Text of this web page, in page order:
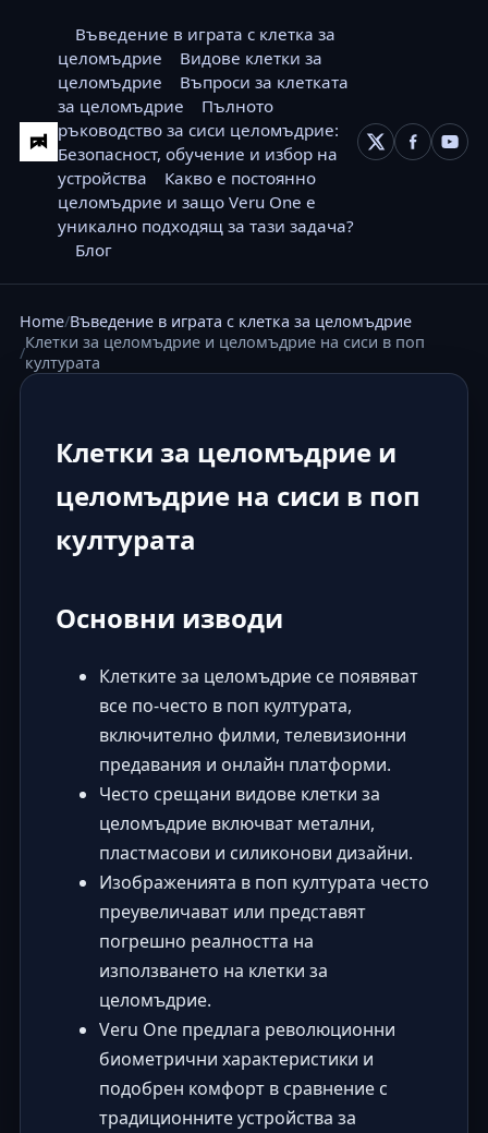
Въведение в играта с клетка за
целомъдрие
Видове клетки за
целомъдрие
Въпроси за клетката
за целомъдрие
Пълното
ръководство за сиси целомъдрие:
Безопасност, обучение и избор на
устройства
Какво е постоянно
целомъдрие и защо Veru One е
уникално подходящ за тази задача?
Блог
Home Въведение в играта с клетка за целомъдрие
Клетки за целомъдрие и целомъдрие на сиси в поп
културата
Клетки за целомъдрие и
целомъдрие на сиси в поп
културата
Основни изводи
Клетките за целомъдрие се появяват
все по-често в поп културата,
включително филми, телевизионни
предавания и онлайн платформи.
Често срещани видове клетки за
целомъдрие включват метални,
пластмасови и силиконови дизайни.
Изображенията в поп културата често
преувеличават или представят
погрешно реалността на
използването на клетки за
целомъдрие.
Veru One предлага революционни
биометрични характеристики и
подобрен комфорт в сравнение с
традиционните устройства за